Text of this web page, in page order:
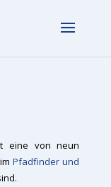
eine von neun
Pfadfinder und